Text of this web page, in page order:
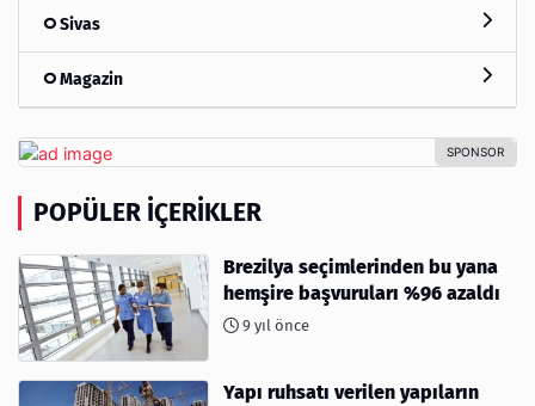
Sivas
Magazin
POPÜLER İÇERIKLER
Brezilya seçimlerinden bu yana
hemşire başvuruları %96 azaldı
9 yıl önce
Yapı ruhsatı verilen yapıların